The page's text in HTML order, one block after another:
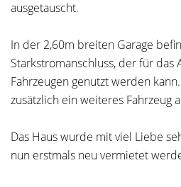
ausgetauscht.
In der 2,60m breiten Garage
Starkstromanschluss, der für das
Fahrzeugen genutzt werden
zusätzlich ein weiteres Fahrzeug
Das Haus wurde mit viel Liebe
nun erstmals neu vermietet